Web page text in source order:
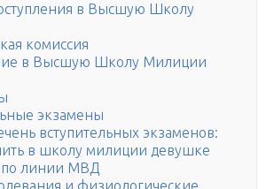
в Высшую Школу
комиссия
в Высшую Школу Милиции
экзамены
вступительных экзаменов:
в школу милиции девушке
по линии МВД
и физиологические